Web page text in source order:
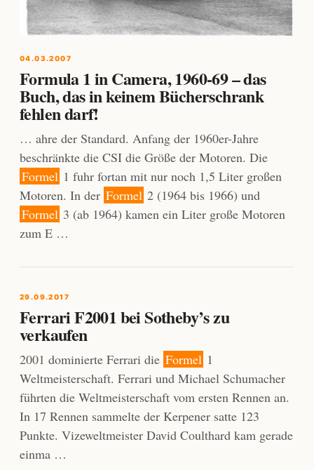
04.03.2007
Formula 1 in Camera, 1960-69 – das
Buch, das in keinem Bücherschrank
fehlen darf!
… ahre der Standard. Anfang der 1960er-Jahre
beschränkte die CSI die Größe der Motoren. Die
Formel 1 fuhr fortan mit nur noch 1,5 Liter großen
Motoren. In der Formel 2 (1964 bis 1966) und
Formel 3 (ab 1964) kamen ein Liter große Motoren
zum E …
29.09.2017
Ferrari F2001 bei Sotheby’s zu
verkaufen
2001 dominierte Ferrari die Formel 1
Weltmeisterschaft. Ferrari und Michael Schumacher
führten die Weltmeisterschaft vom ersten Rennen an.
In 17 Rennen sammelte der Kerpener satte 123
Punkte. Vizeweltmeister David Coulthard kam gerade
einma …